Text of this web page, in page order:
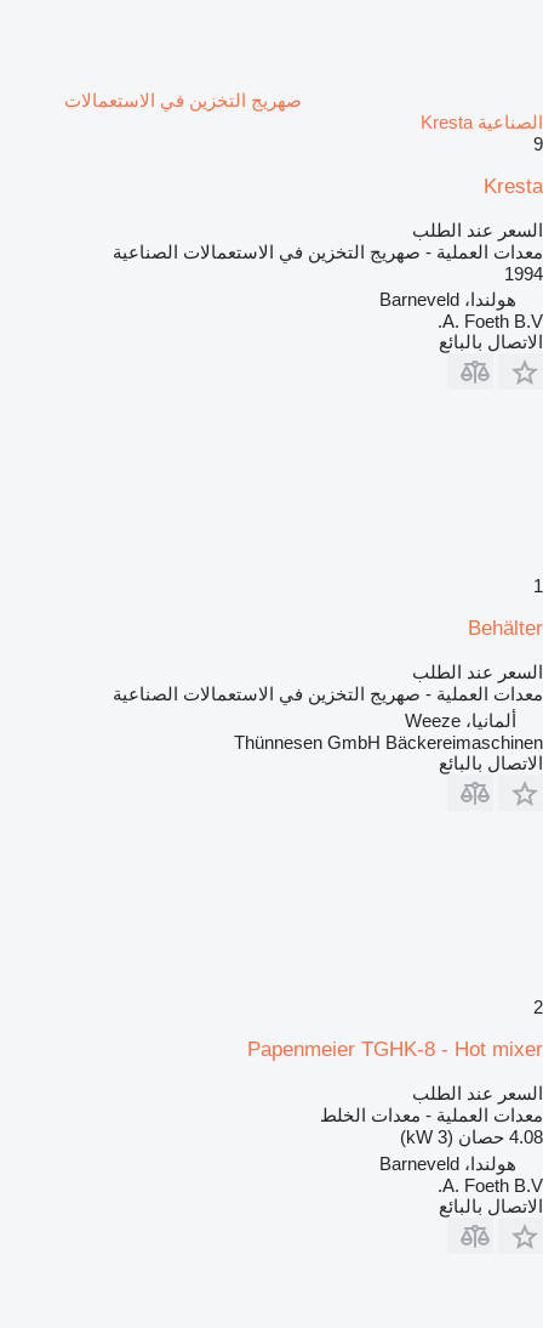
صهريج التخزين في الاستعمالات
الصناعية Kresta
9
Kresta
السعر عند الطلب
معدات العملية - صهريج التخزين في الاستعمالات الصناعية
1994
هولندا، Barneveld
A. Foeth B.V.
الاتصال بالبائع
1
Behälter
السعر عند الطلب
معدات العملية - صهريج التخزين في الاستعمالات الصناعية
ألمانيا، Weeze
Thünnesen GmbH Bäckereimaschinen
الاتصال بالبائع
2
Papenmeier TGHK-8 - Hot mixer
السعر عند الطلب
معدات العملية - معدات الخلط
4.08 حصان (3 kW)
هولندا، Barneveld
A. Foeth B.V.
الاتصال بالبائع